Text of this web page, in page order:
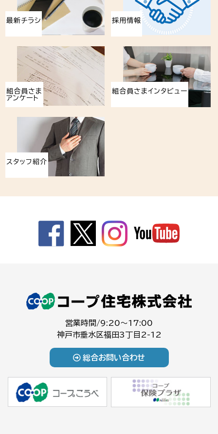
最新チラシ 採用情報
組合員さま
アンケート
組合員さまインタビュー
スタッフ紹介
営業時間/9:20～17:00
神戸市垂水区福田3丁目2-12
総合お問い合わせ